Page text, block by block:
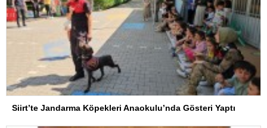
Siirt’te Jandarma Köpekleri Anaokulu’nda Gösteri Yaptı